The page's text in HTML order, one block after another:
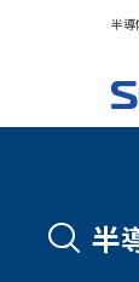
半導
半